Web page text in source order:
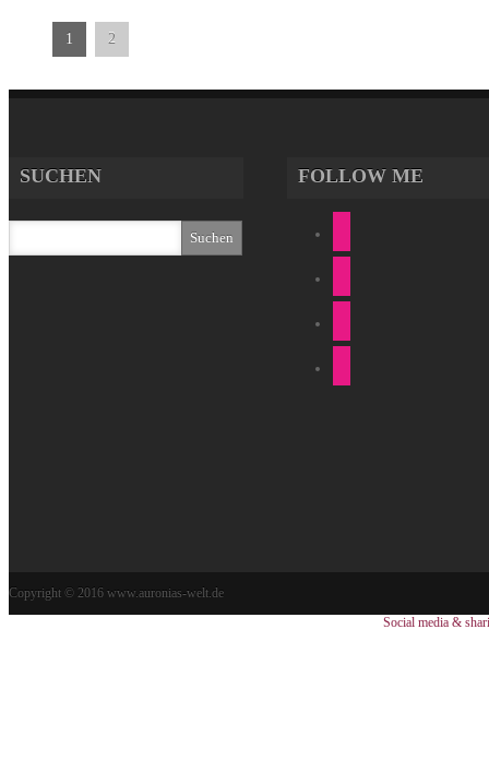
1 2
SUCHEN FOLLOW ME
Copyright © 2016 www.auronias-welt.de
Social media &